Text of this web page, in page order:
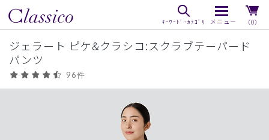
（0）
ジェラート ピケ&クラシコ:スクラブテーパード
パンツ
96件